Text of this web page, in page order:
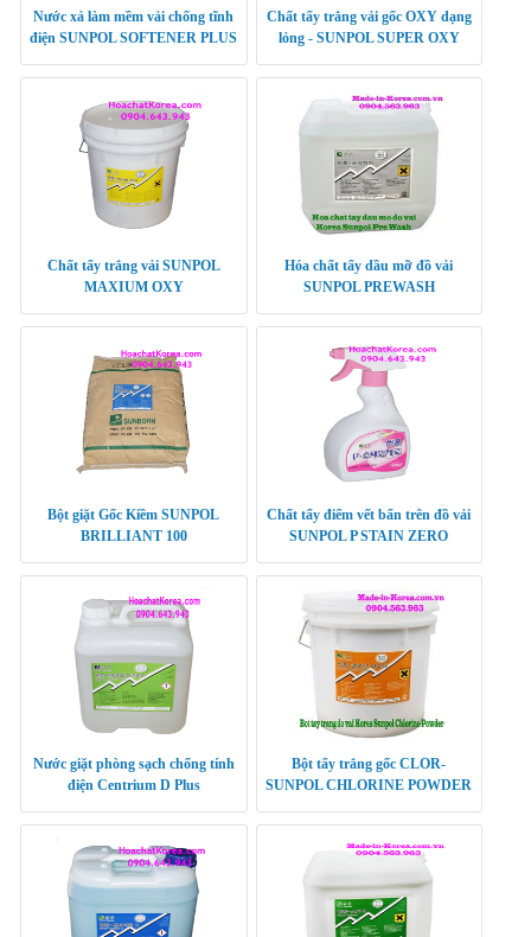
Nước xả làm mềm vải chống tĩnh
điện SUNPOL SOFTENER PLUS
Chất tẩy trắng vải gốc OXY dạng
lỏng - SUNPOL SUPER OXY
Chất tẩy trắng vải SUNPOL
MAXIUM OXY
Hóa chất tẩy dầu mỡ đồ vải
SUNPOL PREWASH
Bột giặt Gốc Kiềm SUNPOL
BRILLIANT 100
Chất tẩy điểm vết bẩn trên đồ vải
SUNPOL P STAIN ZERO
Nước giặt phòng sạch chống tính
điện Centrium D Plus
Bột tẩy trắng gốc CLOR-
SUNPOL CHLORINE POWDER